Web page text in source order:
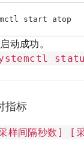
start atop
动成功。
指标
间隔秒数] [采